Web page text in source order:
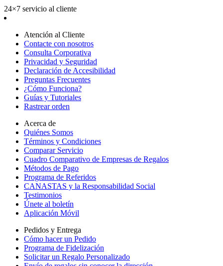
24×7 servicio al cliente
Atención al Cliente
Contacte con nosotros
Consulta Corporativa
Privacidad y Seguridad
Declaración de Accesibilidad
Preguntas Frecuentes
¿Cómo Funciona?
Guías y Tutoriales
Rastrear orden
Acerca de
Quiénes Somos
Términos y Condiciones
Comparar Servicio
Cuadro Comparativo de Empresas de Regalos
Métodos de Pago
Programa de Referidos
CANASTAS y la Responsabilidad Social
Testimonios
Únete al boletín
Aplicación Móvil
Pedidos y Entrega
Cómo hacer un Pedido
Programa de Fidelización
Solicitar un Regalo Personalizado